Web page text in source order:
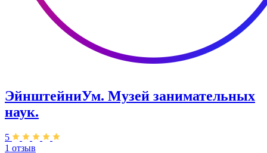
ЭйнштейниУм. Музей занимательных
наук.
5
1 отзыв